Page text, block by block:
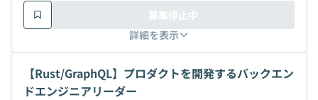
詳細を表示
募集停止中
【Rust/GraphQL】プロダクトを開発するバックエン
ドエンジニアリーダー